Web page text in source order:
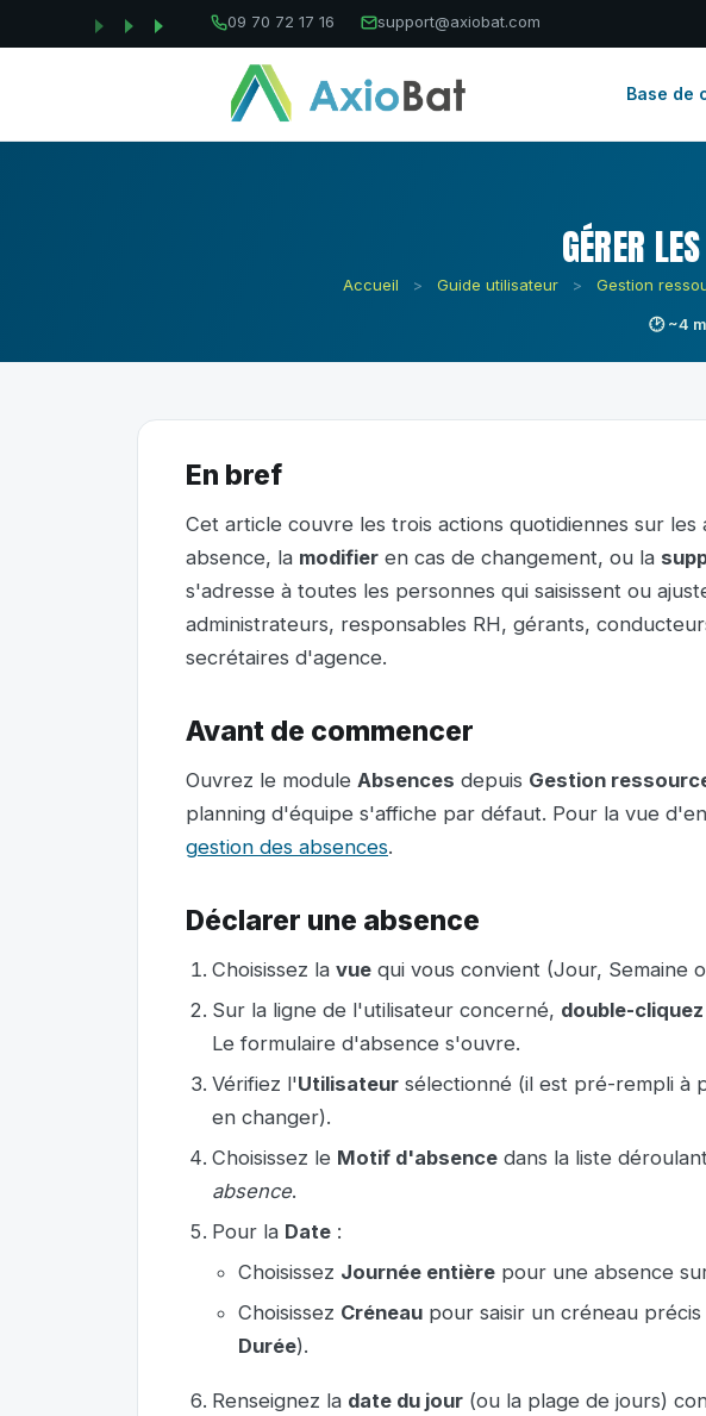
09 70 72 17 16 support@axiobat.com
Base de
GÉRER
Accueil > Guide utilisateur > Gestion
🕑 ~4
En bref
Cet article couvre les trois actions quotidiennes sur les
absence, la modifier en cas de changement, ou la
s'adresse à toutes les personnes qui saisissent ou
administrateurs, responsables RH, gérants,
secrétaires d'agence.
Avant de commencer
Ouvrez le module Absences depuis Gestion
planning d'équipe s'affiche par défaut. Pour la vue
gestion des absences.
Déclarer une absence
Choisissez la vue qui vous convient (Jour, Semaine
Sur la ligne de l'utilisateur concerné, double-cliquez
Le formulaire d'absence s'ouvre.
Vérifiez l'Utilisateur sélectionné (il est pré-rempli à
en changer).
Choisissez le Motif d'absence dans la liste
absence.
Pour la Date :
Choisissez Journée entière pour une absence
Choisissez Créneau pour saisir un créneau
Durée).
Renseignez la date du jour (ou la plage de jours)